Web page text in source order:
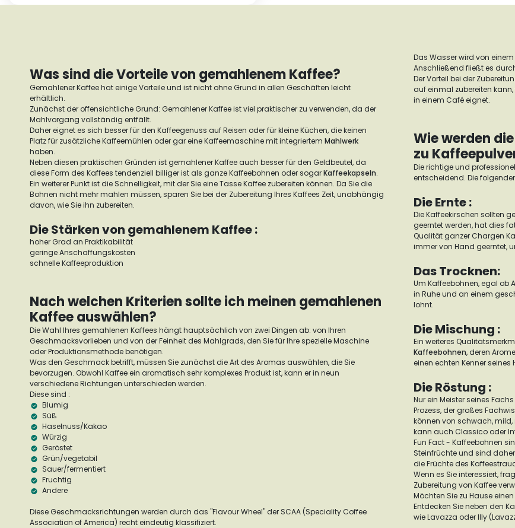
Was sind die Vorteile von gemahlenem Kaffee?
Gemahlener Kaffee hat einige Vorteile und ist nicht ohne Grund in allen Geschäften leicht
erhältlich.
Zunächst der offensichtliche Grund: Gemahlener Kaffee ist viel praktischer zu verwenden, da der
Mahlvorgang vollständig entfällt.
Daher eignet es sich besser für den Kaffeegenuss auf Reisen oder für kleine Küchen, die keinen
Platz für zusätzliche Kaffeemühlen oder gar eine Kaffeemaschine mit integriertem Mahlwerk
haben.
Neben diesen praktischen Gründen ist gemahlener Kaffee auch besser für den Geldbeutel, da
diese Form des Kaffees tendenziell billiger ist als ganze Kaffeebohnen oder sogarKaffeekapseln.
Ein weiterer Punkt ist die Schnelligkeit, mit der Sie eine Tasse Kaffee zubereiten können. Da Sie die
Bohnen nicht mehr mahlen müssen, sparen Sie bei der Zubereitung Ihres Kaffees Zeit, unabhängig
davon, wie Sie ihn zubereiten.
Die Stärken von gemahlenem Kaffee :
hoher Grad an Praktikabilität
geringe Anschaffungskosten
schnelle Kaffeeproduktion
Nach welchen Kriterien sollte ich meinen gemahlenen
Kaffee auswählen?
Die Wahl Ihres gemahlenen Kaffees hängt hauptsächlich von zwei Dingen ab: von Ihren
Geschmacksvorlieben und von der Feinheit des Mahlgrads, den Sie für Ihre spezielle Maschine
oder Produktionsmethode benötigen.
Was den Geschmack betrifft, müssen Sie zunächst die Art des Aromas auswählen, die Sie
bevorzugen. Obwohl Kaffee ein aromatisch sehr komplexes Produkt ist, kann er in neun
verschiedene Richtungen unterschieden werden.
Diese sind :
Blumig
Süß
Haselnuss/Kakao
Würzig
Geröstet
Grün/vegetabil
Sauer/fermentiert
Fruchtig
Andere
Diese Geschmacksrichtungen werden durch das "Flavour Wheel" der SCAA (Speciality Coffee
Association of America) recht eindeutig klassifiziert.
Das Wasser wird von
Anschließend fließt es
Der Vorteil bei der
auf einmal zubereiten
in einem Café eignet.
Wie werden
zu
Die richtige und
entscheidend. Die
Die Ernte :
Die Kaffeekirschen sollten
geerntet werden, hat dies
Qualität ganzer Chargen
immer von Hand geerntet,
Das Trocknen:
Um Kaffeebohnen, egal ob
in Ruhe und an einem
lohnt.
Die Mischung :
Ein weiteres
Kaffeebohnen, deren
einen echten Kenner seines
Die Röstung :
Nur ein Meister seines
Prozess, der großes
können von schwach, mild,
kann auch Classico oder
Fun Fact - Kaffeebohnen
Steinfrüchte und sind
die Früchte des
Wenn es Sie interessiert,
Zubereitung von Kaffee
Möchten Sie zu Hause
Entdecken Sie neben den
wie Lavazza oder Illy